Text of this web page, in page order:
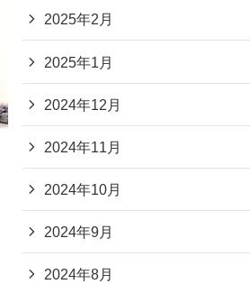
2025年2月
2025年1月
2024年12月
2024年11月
2024年10月
2024年9月
2024年8月